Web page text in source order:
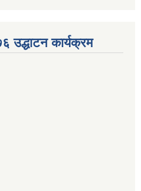
उद्धाटन कार्यक्रम